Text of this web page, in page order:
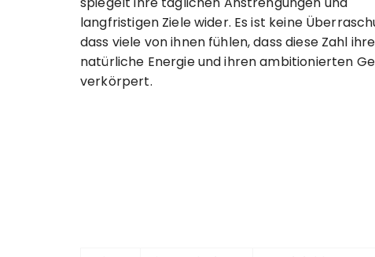
langfristigen Ziele wider. Es ist keine
dass viele von ihnen fühlen, dass diese Zahl ihre
natürliche Energie und ihren ambitionierten
verkörpert.